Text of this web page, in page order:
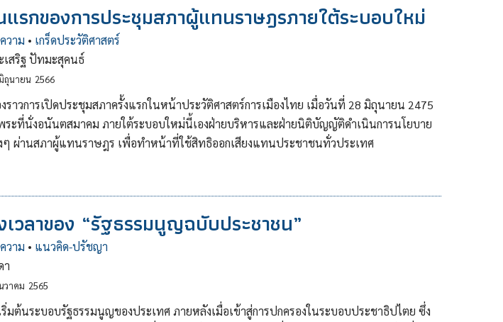
แรกของการประชุมสภาผู้แทนราษฎรภายใต้ระบอบใหม่
วาม • เกร็ดประวัติศาสตร์
เสริฐ ปัทมะสุคนธ์
ถุนายน 2566
งราวการเปิดประชุมสภาครั้งแรกในหน้าประวัติศาสตร์การเมืองไทย เมื่อวันที่ 28 มิถุนายน 2475
ะที่นั่งอนันตสมาคม ภายใต้ระบอบใหม่นี้เองฝ่ายบริหารและฝ่ายนิติบัญญัติดำเนินการนโยบาย
ๆ ผ่านสภาผู้แทนราษฎร เพื่อทำหน้าที่ใช้สิทธิออกเสียงแทนประชาชนทั่วประเทศ
เวลาของ “รัฐธรรมนูญฉบับประชาชน”
วาม • แนวคิด-ปรัชญา
า
วาคม 2565
ริ่มต้นระบอบรัฐธรรมนูญของประเทศ ภายหลังเมื่อเข้าสู่การปกครองในระบอบประชาธิปไตย ซึ่ง